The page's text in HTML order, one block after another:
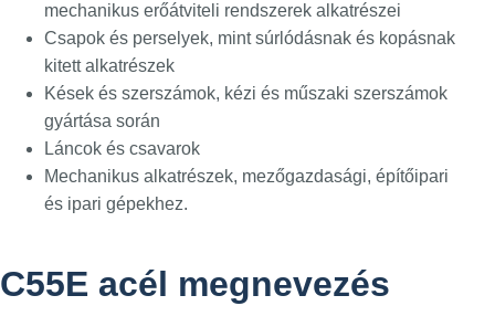
mechanikus erőátviteli rendszerek alkatrészei
Csapok és perselyek, mint súrlódásnak és kopásnak
kitett alkatrészek
Kések és szerszámok, kézi és műszaki szerszámok
gyártása során
Láncok és csavarok
Mechanikus alkatrészek, mezőgazdasági, építőipari
és ipari gépekhez.
C55E acél megnevezés